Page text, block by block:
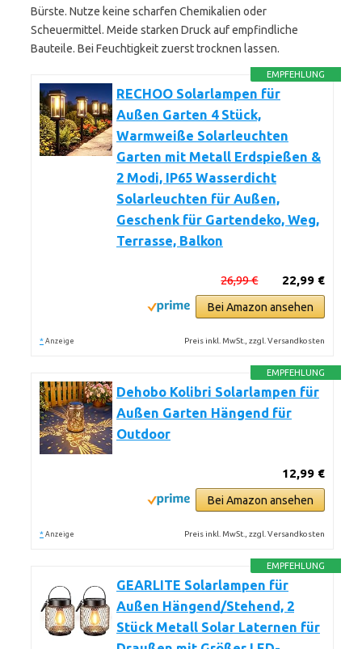
Bürste. Nutze keine scharfen Chemikalien oder
Scheuermittel. Meide starken Druck auf empfindliche
Bauteile. Bei Feuchtigkeit zuerst trocknen lassen.
EMPFEHLUNG
RECHOO Solarlampen für
Außen Garten 4 Stück,
Warmweiße Solarleuchten
Garten mit Metall Erdspießen &
2 Modi, IP65 Wasserdicht
Solarleuchten für Außen,
Geschenk für Gartendeko, Weg,
Terrasse, Balkon
22,99 €
26,99 €
Bei Amazon ansehen
* Anzeige Preis inkl. MwSt., zzgl. Versandkosten
EMPFEHLUNG
Dehobo Kolibri Solarlampen für
Außen Garten Hängend für
Outdoor
12,99 €
Bei Amazon ansehen
* Anzeige Preis inkl. MwSt., zzgl. Versandkosten
EMPFEHLUNG
GEARLITE Solarlampen für
Außen Hängend/Stehend, 2
Stück Metall Solar Laternen für